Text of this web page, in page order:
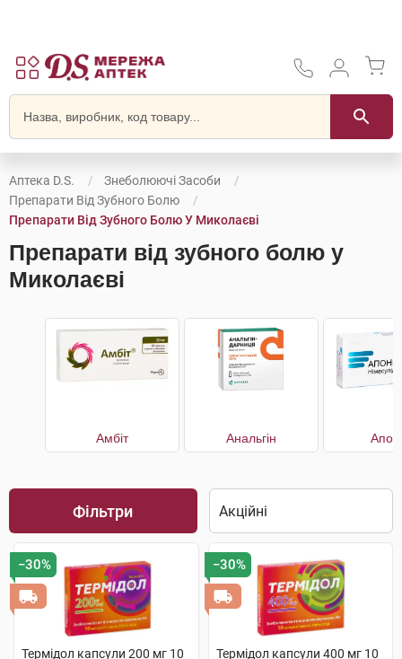
Аптека D.S.
Знеболюючі Засоби
Препарати Від Зубного Болю
Препарати Від Зубного Болю У Миколаєві
Препарати від зубного болю у
Миколаєві
Амбіт Анальгін
Фільтри
−30%
Термідол капсули 200 мг 10
−30%
Термідол капсули 400 мг 10